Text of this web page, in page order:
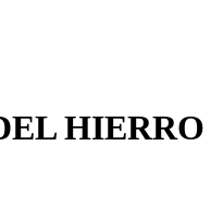
HIERRO